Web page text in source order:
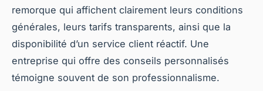
remorque qui affichent clairement leurs conditions
générales, leurs tarifs transparents, ainsi que la
disponibilité d’un service client réactif. Une
entreprise qui offre des conseils personnalisés
témoigne souvent de son professionnalisme.